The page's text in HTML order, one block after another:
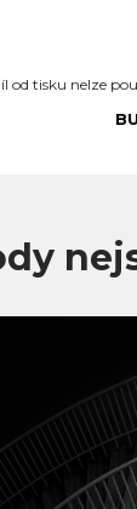
od tisku nelze